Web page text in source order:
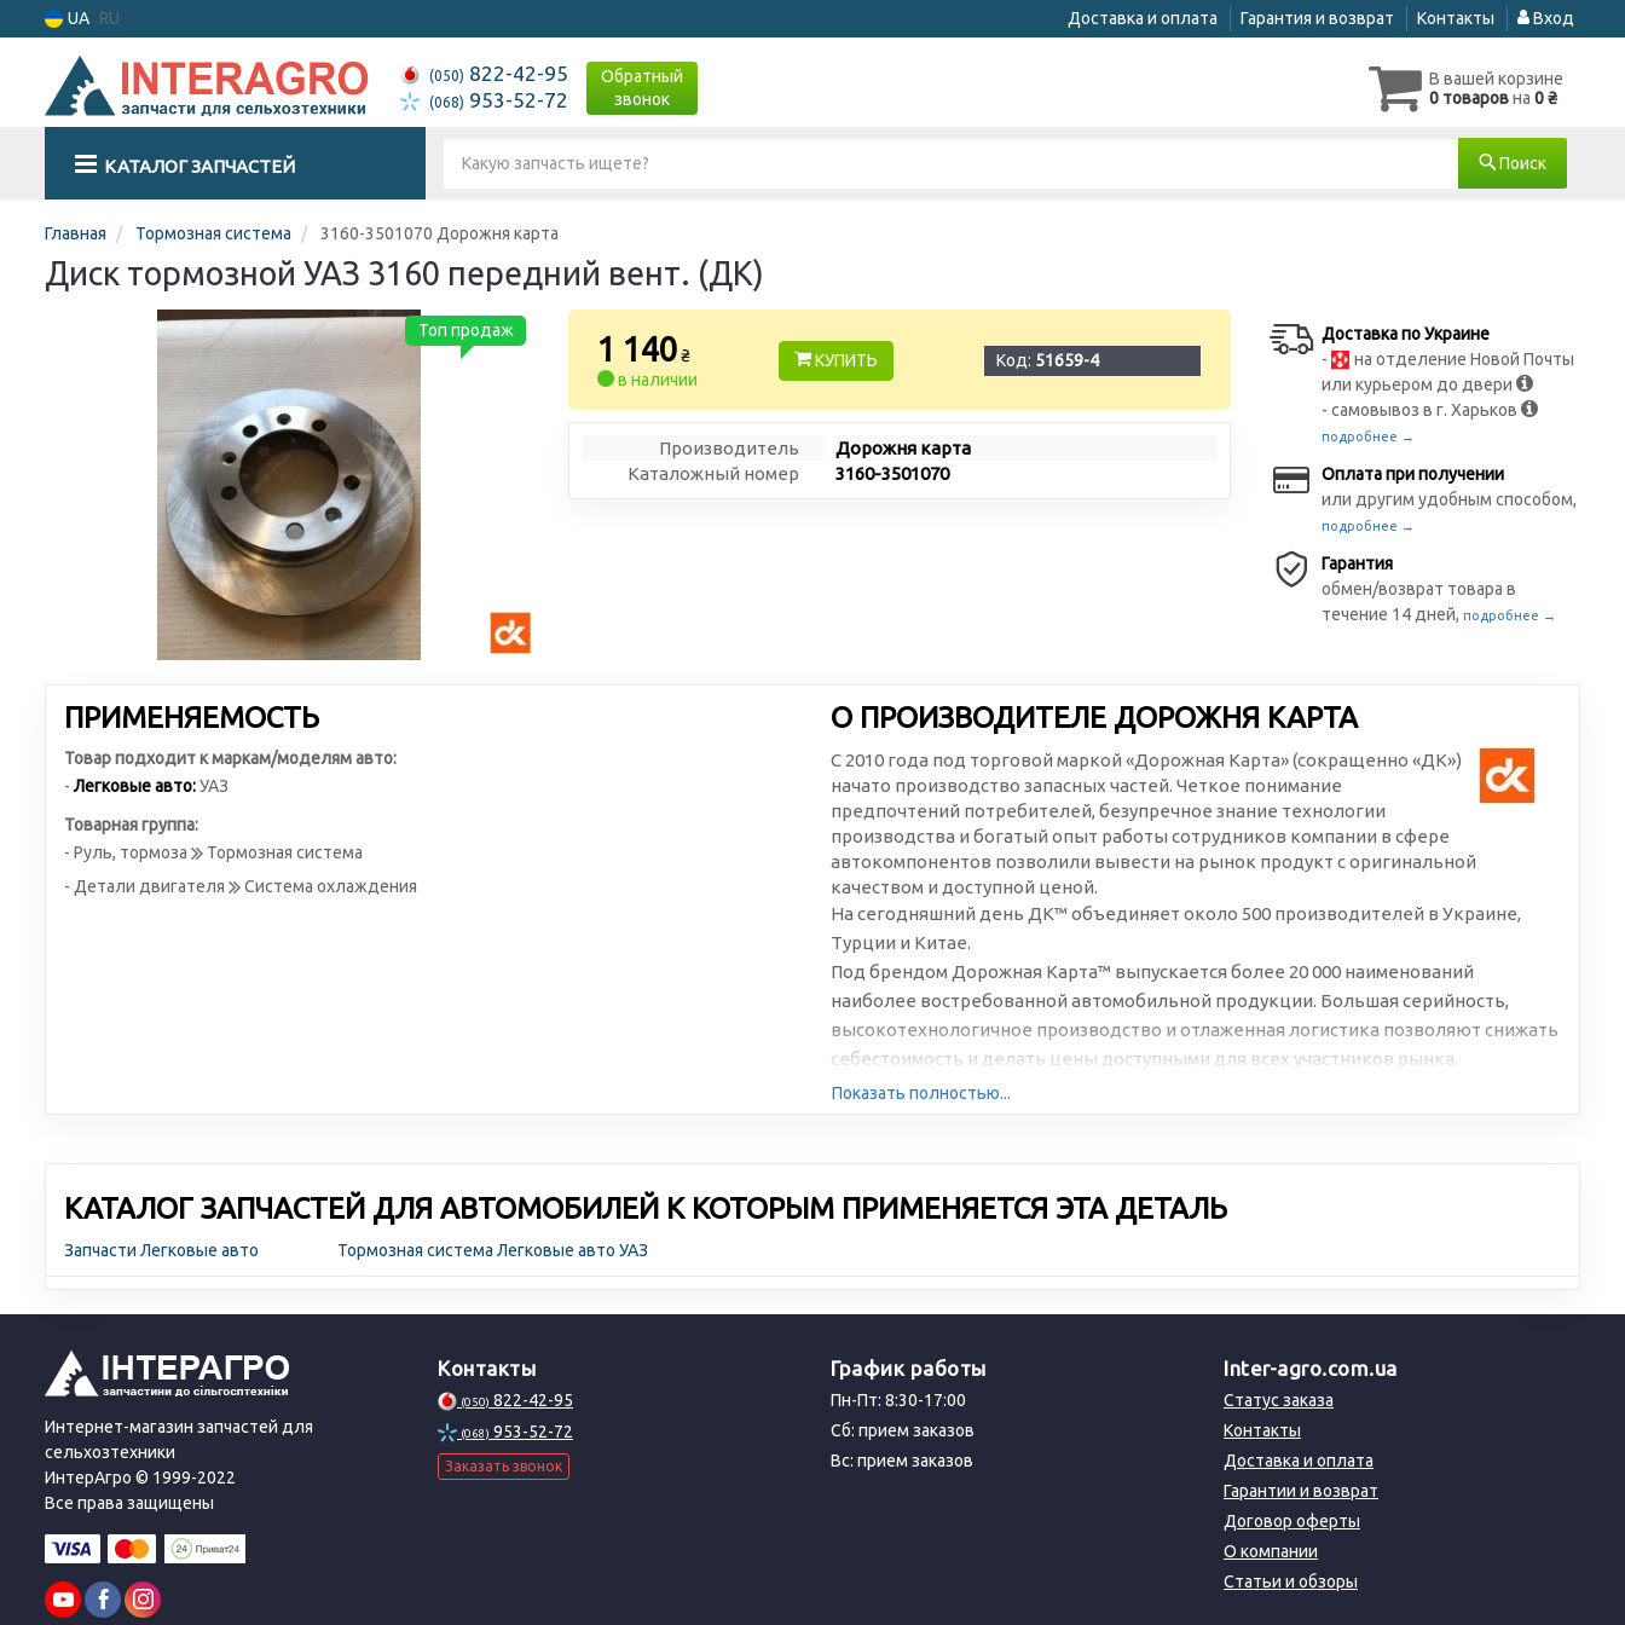
UA RU Доставка и оплата Гарантия и возврат Контакты Вход
(050) 822-42-95
(068) 953-52-72
Обратный
звонок
В вашей корзине
0 товаровна 0 ₴
КАТАЛОГ ЗАПЧАСТЕЙ Поиск
Главная Тормозная система 3160-3501070 Дорожня карта
Диск тормозной УАЗ 3160 передний вент. (ДК)
Топ продаж
1 140 ₴
в наличии
КУПИТЬ Код: 51659-4
Производитель
Дорожня карта
Каталожный номер
3160-3501070
Доставка по Украине
-
на отделение Новой Почты
или курьером до двери
- самовывоз в г. Харьков
подробнее →
Оплата при получении
или другим удобным способом,
подробнее →
Гарантия
обмен/возврат товара в
течение 14 дней,подробнее →
ПРИМЕНЯЕМОСТЬ
Товар подходит к маркам/моделям авто:
-Легковые авто:УАЗ
Товарная группа:
- Руль, тормоза
Тормозная система
- Детали двигателя
Система охлаждения
О ПРОИЗВОДИТЕЛЕ ДОРОЖНЯ КАРТА
С 2010 года под торговой маркой «Дорожная Карта» (сокращенно «ДК»)
начато производство запасных частей. Четкое понимание
предпочтений потребителей, безупречное знание технологии
производства и богатый опыт работы сотрудников компании в сфере
автокомпонентов позволили вывести на рынок продукт с оригинальной
качеством и доступной ценой.
На сегодняшний день ДК™ объединяет около 500 производителей в Украине,
Турции и Китае.
Под брендом Дорожная Карта™ выпускается более 20 000 наименований
наиболее востребованной автомобильной продукции. Большая серийность,
высокотехнологичное производство и отлаженная логистика позволяют снижать
себестоимость и делать цены доступными для всех участников рынка.
Показать полностью...
КАТАЛОГ ЗАПЧАСТЕЙ ДЛЯ АВТОМОБИЛЕЙ К КОТОРЫМ ПРИМЕНЯЕТСЯ ЭТА ДЕТАЛЬ
Запчасти Легковые авто Тормозная система Легковые авто УАЗ
Интернет-магазин запчастей для
сельхозтехники
ИнтерАгро © 1999-2022
Все права защищены
Контакты
(050) 822-42-95
(068) 953-52-72
Заказать звонок
График работы
Пн-Пт: 8:30-17:00
Сб: прием заказов
Вс: прием заказов
Inter-agro.com.ua
Статус заказа
Контакты
Доставка и оплата
Гарантии и возврат
Договор оферты
О компании
Статьи и обзоры